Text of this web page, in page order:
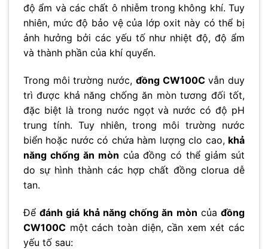
độ ẩm và các chất ô nhiễm trong không khí. Tuy
nhiên, mức độ bảo vệ của lớp oxit này có thể bị
ảnh hưởng bởi các yếu tố như nhiệt độ, độ ẩm
và thành phần của khí quyển.
Trong môi trường nước, đồng CW100Cvẫn duy
trì được khả năng chống ăn mòn tương đối tốt,
đặc biệt là trong nước ngọt và nước có độ pH
trung tính. Tuy nhiên, trong môi trường nước
biển hoặc nước có chứa hàm lượng clo cao, khả
năng chống ăn mòn của đồng có thể giảm sút
do sự hình thành các hợp chất đồng clorua dễ
tan.
Đểđánh giá khả năng chống ăn mòn củađồng
CW100C một cách toàn diện, cần xem xét các
yếu tố sau: